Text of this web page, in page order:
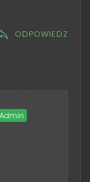
ODPOWIEDZ